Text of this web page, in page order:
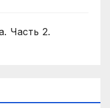
Часть 2.